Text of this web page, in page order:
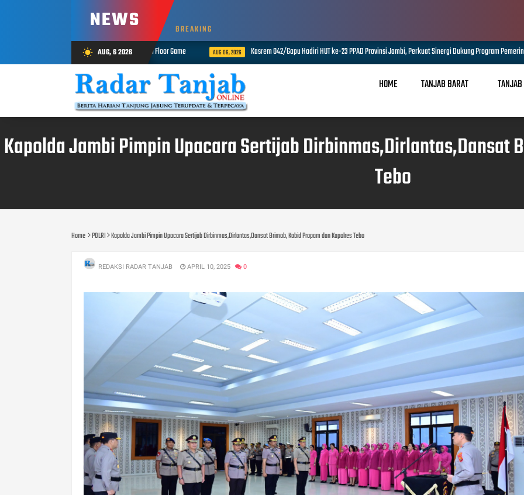
NEWS BREAKING
wb_sunny AUG, 6 2026
Presisi Merdeka Run 2026 Melalui Tactical Floor Game AUG 06, 2026 Kasrem 042/Gapu Hadiri HUT ke-23 PPAD Provinsi Jambi, Perkuat Sinergi Dukung Program Pemerintah
HOME TANJAB BARAT
Kapolda Jambi Pimpin Upacara Sertijab Dirbinmas,Dirlantas,Dansat
Tebo
Home POLRI Kapolda Jambi Pimpin Upacara Sertijab Dirbinmas,Dirlantas,Dansat Brimob, Kabid Propam dan Kapolres Tebo
REDAKSI RADAR TANJAB APRIL 10, 2025 0